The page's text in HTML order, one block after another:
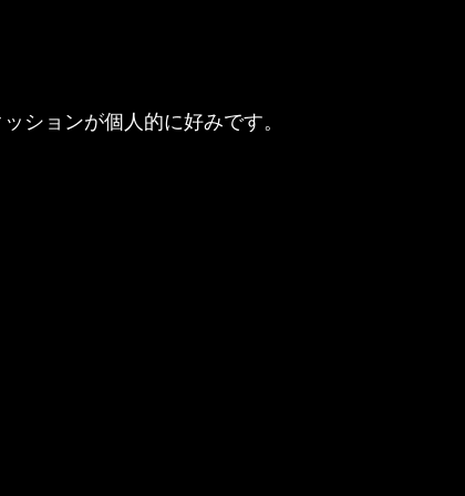
ションが個人的に好みです。